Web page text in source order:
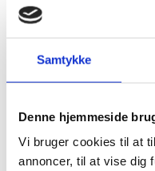
Samtykke
Denne hjemmeside
Vi bruger cookies til at
annoncer, til at vise dig
SISESAS-6729
op
Optagelse